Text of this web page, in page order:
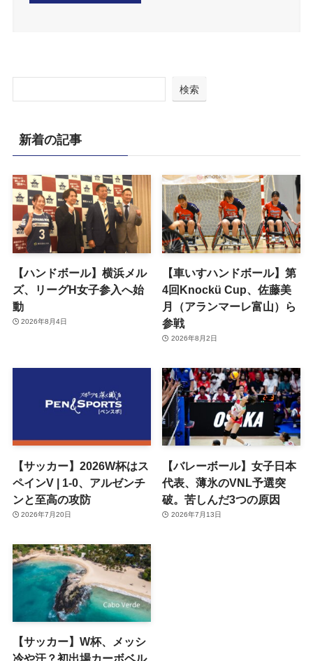
検索
新着の記事
【ハンドボール】横浜メル
ズ、リーグH女子参入へ始
動
2026年8月4日
【車いすハンドボール】第
4回Knockü Cup、佐藤美
月（アランマーレ富山）ら
参戦
2026年8月2日
【サッカー】2026W杯はス
ペインV | 1-0、アルゼンチ
ンと至高の攻防
2026年7月20日
【バレーボール】女子日本
代表、薄氷のVNL予選突
破。苦しんだ3つの原因
2026年7月13日
【サッカー】W杯、メッシ
冷や汗？初出場カーボベル